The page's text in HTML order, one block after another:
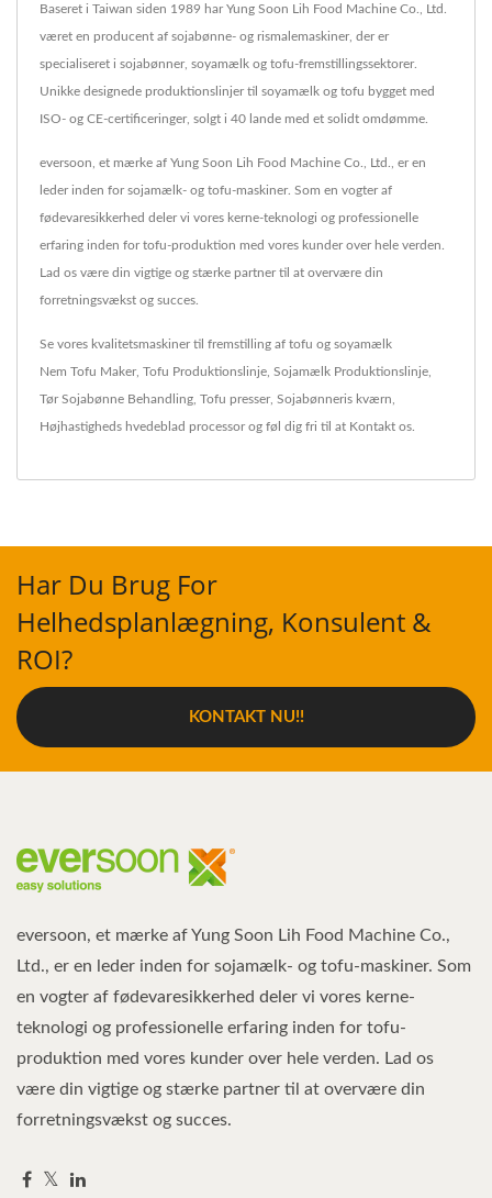
Baseret i Taiwan siden 1989 har Yung Soon Lih Food Machine Co., Ltd.
været en producent af sojabønne- og rismalemaskiner, der er
specialiseret i sojabønner, soyamælk og tofu-fremstillingssektorer.
Unikke designede produktionslinjer til soyamælk og tofu bygget med
ISO- og CE-certificeringer, solgt i 40 lande med et solidt omdømme.
eversoon, et mærke af Yung Soon Lih Food Machine Co., Ltd., er en
leder inden for sojamælk- og tofu-maskiner. Som en vogter af
fødevaresikkerhed deler vi vores kerne-teknologi og professionelle
erfaring inden for tofu-produktion med vores kunder over hele verden.
Lad os være din vigtige og stærke partner til at overvære din
forretningsvækst og succes.
Se vores kvalitetsmaskiner til fremstilling af tofu og soyamælk
Nem Tofu Maker, Tofu Produktionslinje Sojamælk Produktionslinje
Tør Sojabønne Behandling Tofu presser, Sojabønneris kværn
Højhastigheds hvedeblad processorog føl dig fri til at Kontakt os
Har Du Brug For
Helhedsplanlægning, Konsulent &
ROI?
KONTAKT NU!!
eversoon, et mærke af Yung Soon Lih Food Machine Co.,
Ltd., er en leder inden for sojamælk- og tofu-maskiner. Som
en vogter af fødevaresikkerhed deler vi vores kerne-
teknologi og professionelle erfaring inden for tofu-
produktion med vores kunder over hele verden. Lad os
være din vigtige og stærke partner til at overvære din
forretningsvækst og succes.